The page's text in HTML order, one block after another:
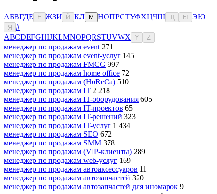
АБВГДЕ Ё ЖЗИ Й КЛ М НОПРСТУФХЦЧШ Ы ЭЮ
Я
#
ABCDEFGHIJKLMNOPQRSTUVWX Y Z
менеджер по продажам event 271
менеджер по продажам event-услуг 145
менеджер по продажам FMCG 997
менеджер по продажам home office 72
менеджер по продажам (HoReCa) 510
менеджер по продажам IT 2 218
менеджер по продажам IT-оборудования 605
менеджер по продажам IT-проектов 65
менеджер по продажам IT-решений 323
менеджер по продажам IT-услуг 1 434
менеджер по продажам SEO 672
менеджер по продажам SMM 378
менеджер по продажам (VIP-клиенты) 289
менеджер по продажам web-услуг 169
менеджер по продажам автоаксессуаров 11
менеджер по продажам автозапчастей 320
менеджер по продажам автозапчастей для иномарок 9